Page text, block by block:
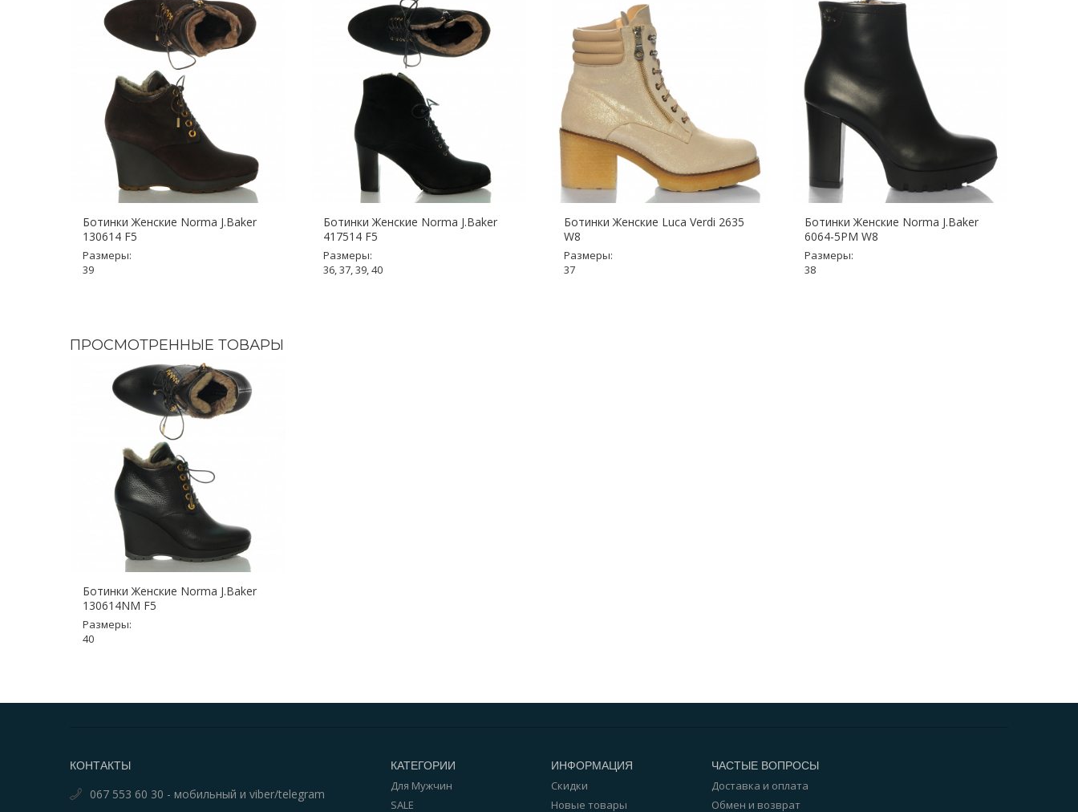
Ботинки Женские Norma J.Baker
130614 F5
Размеры:
39
Ботинки Женские Norma J.Baker
417514 F5
Размеры:
36, 37, 39, 40
Ботинки Женские Luca Verdi 2635
W8
Размеры:
37
Ботинки Женские Norma J.Baker
6064-5PM W8
Размеры:
38
ПРОСМОТРЕННЫЕ ТОВАРЫ
Ботинки Женские Norma J.Baker
130614NM F5
Размеры:
40
КОНТАКТЫ
067 553 60 30 - мобильный и viber/telegram
КАТЕГОРИИ
Для Мужчин
SALE
ИНФОРМАЦИЯ
Скидки
Новые товары
ЧАСТЫЕ ВОПРОСЫ
Доставка и оплата
Обмен и возврат